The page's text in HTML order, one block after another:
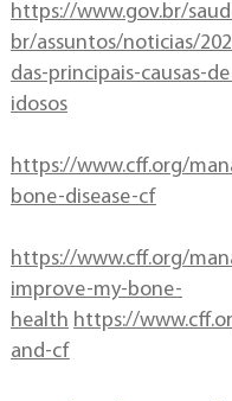
https://www.gov.br/
br/assuntos/noticias/
das-principais-causas-
idosos
https://www.cff.org/
bone-disease-cf
https://www.cff.org/
improve-my-bone-
health https://
and-cf